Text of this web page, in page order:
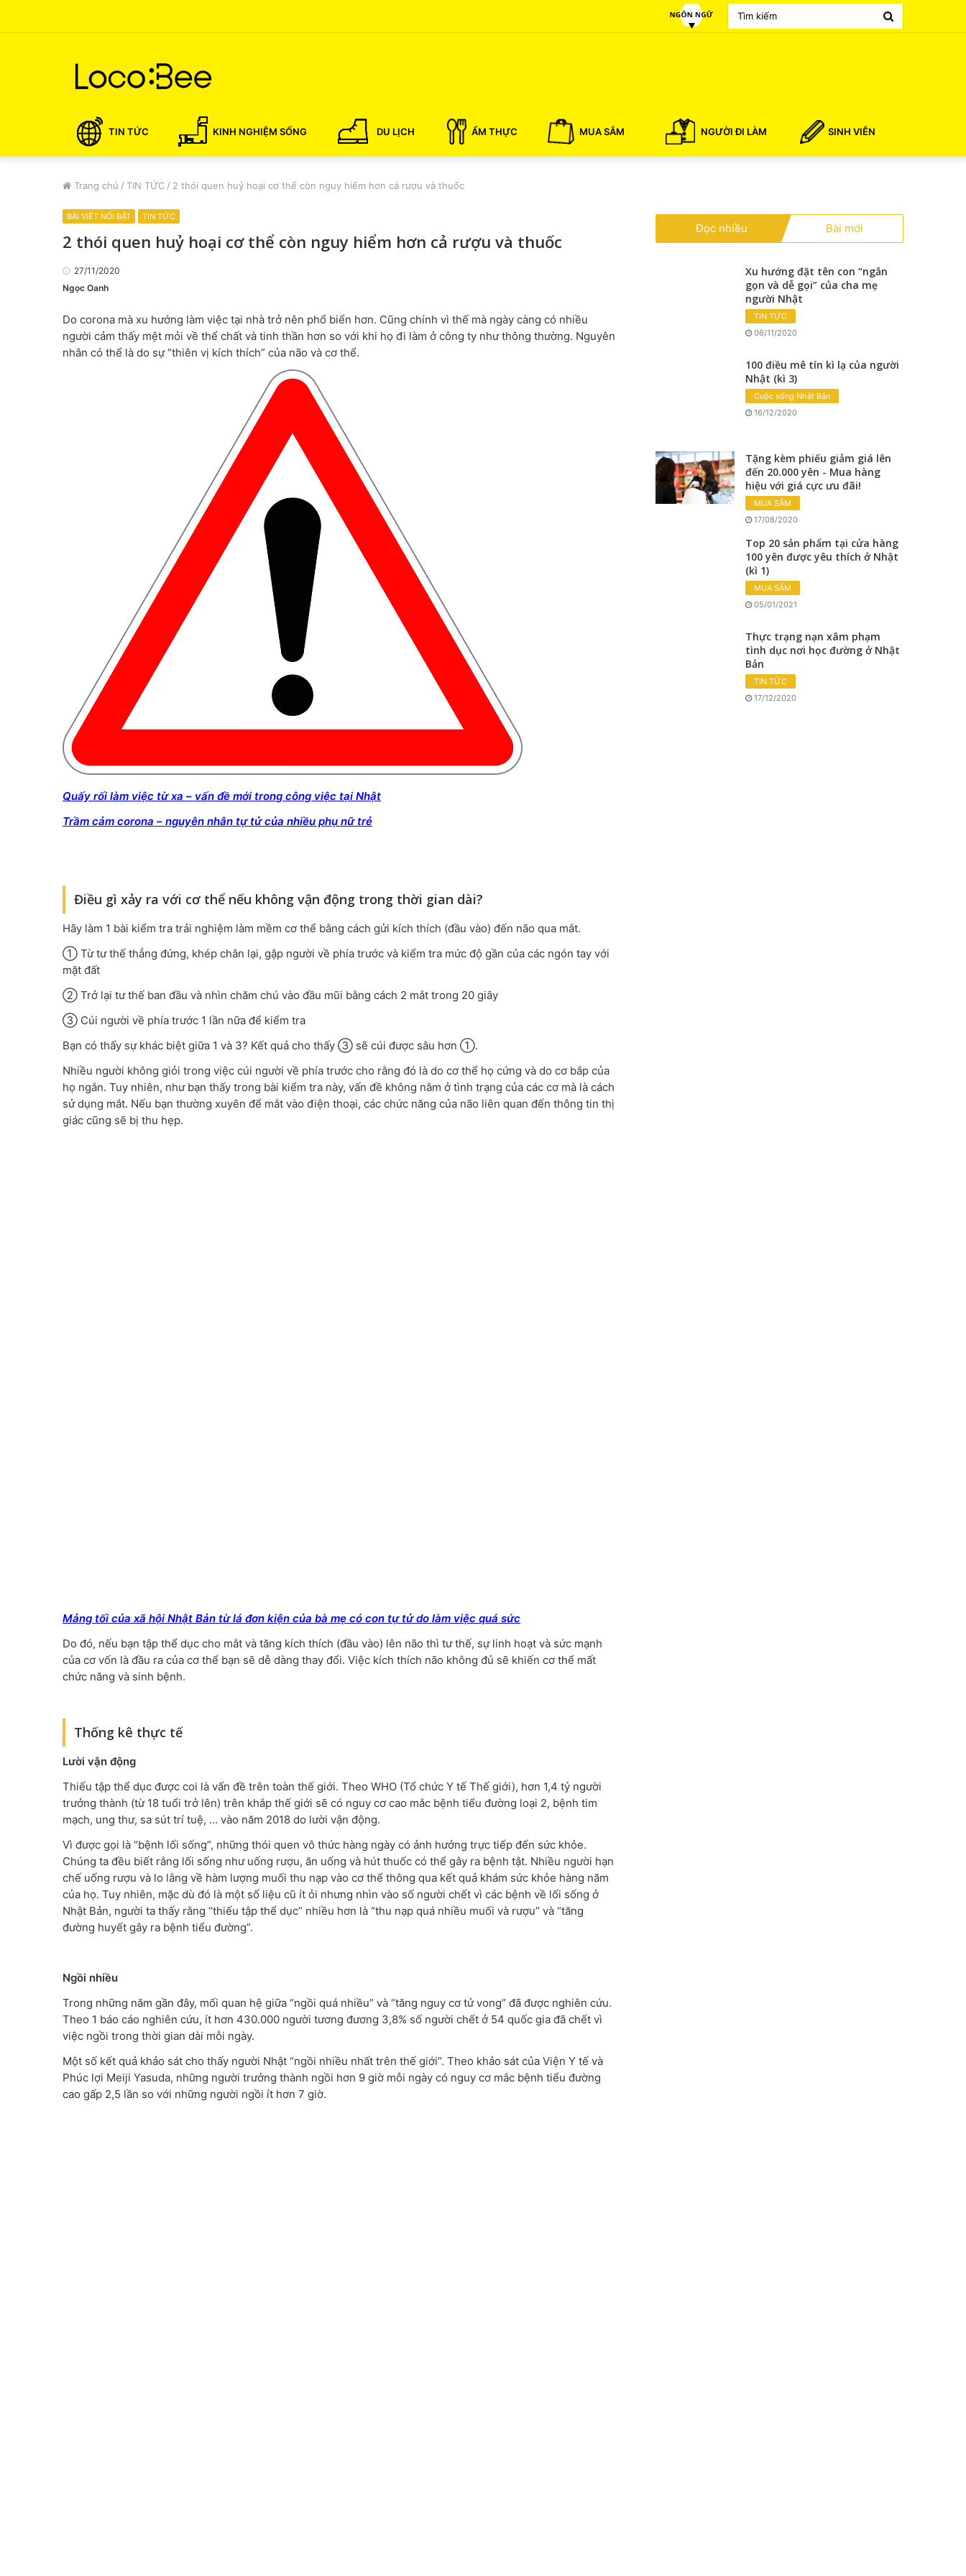
TIN TỨC KINH NGHIỆM SỐNG DU LỊCH ẨM THỰC MUA SẮM NGƯỜI ĐI LÀM SINH VIÊN
Trang chủ / TIN TỨC / 2 thói quen huỷ hoại cơ thể còn nguy hiểm hơn cả rượu và thuốc
BÀI VIẾT NỔI BẬT TIN TỨC
2 thói quen huỷ hoại cơ thể còn nguy hiểm hơn cả rượu và thuốc
27/11/2020
Ngọc Oanh
Do corona mà xu hướng làm việc tại nhà trở nên phổ biển hơn. Cũng chính vì thế mà ngày càng có nhiều
người cảm thấy mệt mỏi về thể chất và tinh thần hơn so với khi họ đi làm ở công ty như thông thường. Nguyên
nhân có thể là do sự “thiên vị kích thích” của não và cơ thể.
Quấy rối làm việc từ xa – vấn đề mới trong công việc tại Nhật
Trầm cảm corona – nguyên nhân tự tử của nhiều phụ nữ trẻ
Điều gì xảy ra với cơ thể nếu không vận động trong thời gian dài?
Hãy làm 1 bài kiểm tra trải nghiệm làm mềm cơ thể bằng cách gửi kích thích (đầu vào) đến não qua mắt.
① Từ tư thế thẳng đứng, khép chân lại, gập người về phía trước và kiểm tra mức độ gần của các ngón tay với
mặt đất
② Trở lại tư thế ban đầu và nhìn chăm chú vào đầu mũi bằng cách 2 mắt trong 20 giây
③ Cúi người về phía trước 1 lần nữa để kiểm tra
Bạn có thấy sự khác biệt giữa 1 và 3? Kết quả cho thấy ③ sẽ cúi được sâu hơn ①.
Nhiều người không giỏi trong việc cúi người về phía trước cho rằng đó là do cơ thể họ cứng và do cơ bắp của
họ ngắn. Tuy nhiên, như bạn thấy trong bài kiểm tra này, vấn đề không nằm ở tình trạng của các cơ mà là cách
sử dụng mắt. Nếu bạn thường xuyên để mắt vào điện thoại, các chức năng của não liên quan đến thông tin thị
giác cũng sẽ bị thu hẹp.
Mảng tối của xã hội Nhật Bản từ lá đơn kiện của bà mẹ có con tự tử do làm việc quá sức
Do đó, nếu bạn tập thể dục cho mắt và tăng kích thích (đầu vào) lên não thì tư thế, sự linh hoạt và sức mạnh
của cơ vốn là đầu ra của cơ thể bạn sẽ dễ dàng thay đổi. Việc kích thích não không đủ sẽ khiến cơ thể mất
chức năng và sinh bệnh.
Thống kê thực tế
Lười vận động
Thiếu tập thể dục được coi là vấn đề trên toàn thế giới. Theo WHO (Tổ chức Y tế Thế giới), hơn 1,4 tỷ người
trưởng thành (từ 18 tuổi trở lên) trên khắp thế giới sẽ có nguy cơ cao mắc bệnh tiểu đường loại 2, bệnh tim
mạch, ung thư, sa sút trí tuệ, … vào năm 2018 do lười vận động.
Vì được gọi là “bệnh lối sống”, những thói quen vô thức hàng ngày có ảnh hưởng trực tiếp đến sức khỏe.
Chúng ta đều biết rằng lối sống như uống rượu, ăn uống và hút thuốc có thể gây ra bệnh tật. Nhiều người hạn
chế uống rượu và lo lắng về hàm lượng muối thu nạp vào cơ thể thông qua kết quả khám sức khỏe hàng năm
của họ. Tuy nhiên, mặc dù đó là một số liệu cũ ít ỏi nhưng nhìn vào số người chết vì các bệnh về lối sống ở
Nhật Bản, người ta thấy rằng “thiếu tập thể dục” nhiều hơn là “thu nạp quá nhiều muối và rượu” và “tăng
đường huyết gây ra bệnh tiểu đường”.
Ngồi nhiều
Trong những năm gần đây, mối quan hệ giữa “ngồi quá nhiều” và “tăng nguy cơ tử vong” đã được nghiên cứu.
Theo 1 báo cáo nghiên cứu, ít hơn 430.000 người tương đương 3,8% số người chết ở 54 quốc gia đã chết vì
việc ngồi trong thời gian dài mỗi ngày.
Một số kết quả khảo sát cho thấy người Nhật “ngồi nhiều nhất trên thế giới”. Theo khảo sát của Viện Y tế và
Phúc lợi Meiji Yasuda, những người trưởng thành ngồi hơn 9 giờ mỗi ngày có nguy cơ mắc bệnh tiểu đường
cao gấp 2,5 lần so với những người ngồi ít hơn 7 giờ.
Đọc nhiều Bài mới
Xu hướng đặt tên con “ngắn
gọn và dễ gọi” của cha mẹ
người Nhật
TIN TỨC
06/11/2020
100 điều mê tín kì lạ của người
Nhật (kì 3)
Cuộc sống Nhật Bản
16/12/2020
Tặng kèm phiếu giảm giá lên
đến 20.000 yên - Mua hàng
hiệu với giá cực ưu đãi!
MUA SẮM
17/08/2020
Top 20 sản phẩm tại cửa hàng
100 yên được yêu thích ở Nhật
(kì 1)
MUA SẮM
05/01/2021
Thực trạng nạn xâm phạm
tình dục nơi học đường ở Nhật
Bản
TIN TỨC
17/12/2020